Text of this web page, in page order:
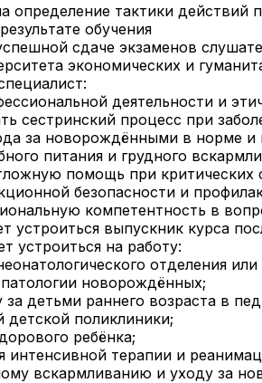
определение тактики
обучения
сдаче экзаменов
экономических и
деятельности и
сестринский процесс при
за новорождёнными в норме и
питания и грудного
помощь при критических
безопасности и
компетентность в
устроиться выпускник курса
устроиться на работу:
отделения
новорождённых;
детьми раннего возраста в
детской поликлиники;
ребёнка;
интенсивной терапии и
вскармливанию и уходу за